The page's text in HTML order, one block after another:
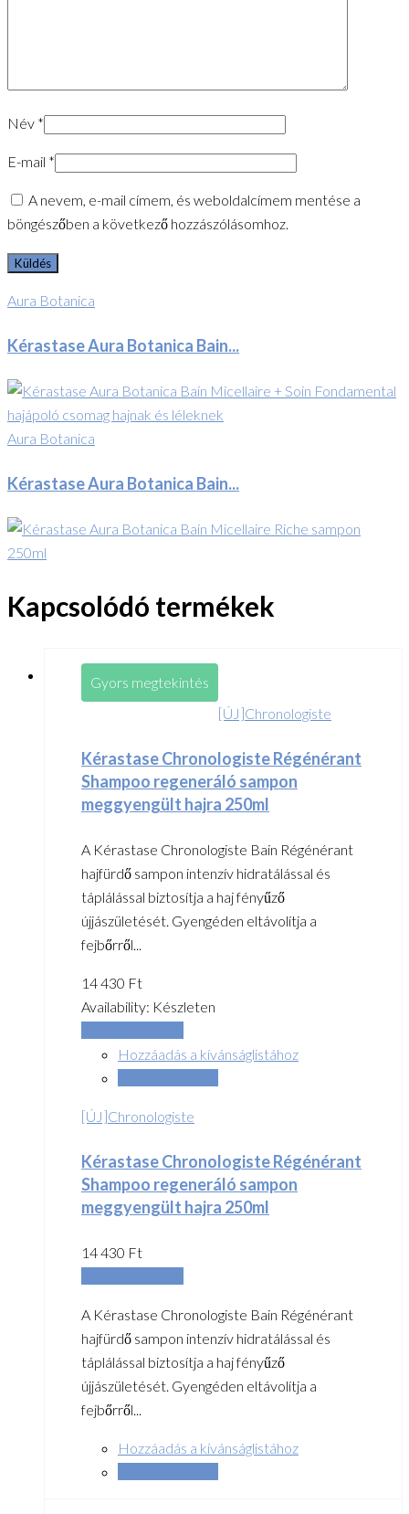
Név *
E-mail *
A nevem, e-mail címem, és weboldalcímem mentése a
böngészőben a következő hozzászólásomhoz.
Aura Botanica
Kérastase Aura Botanica Bain...
Aura Botanica
Kérastase Aura Botanica Bain...
Kapcsolódó termékek
Gyors megtekintés
[ÚJ]Chronologiste
Kérastase Chronologiste Régénérant
Shampoo regeneráló sampon
meggyengült hajra 250ml
A Kérastase Chronologiste Bain Régénérant
hajfürdő sampon intenzív hidratálással és
táplálással biztosítja a haj fényűző
újjászületését. Gyengéden eltávolítja a
fejbőrről...
14 430 Ft
Availability: Készleten
Hozzáadás a kívánságlistához
[ÚJ]Chronologiste
Kérastase Chronologiste Régénérant
Shampoo regeneráló sampon
meggyengült hajra 250ml
14 430 Ft
A Kérastase Chronologiste Bain Régénérant
hajfürdő sampon intenzív hidratálással és
táplálással biztosítja a haj fényűző
újjászületését. Gyengéden eltávolítja a
fejbőrről...
Hozzáadás a kívánságlistához